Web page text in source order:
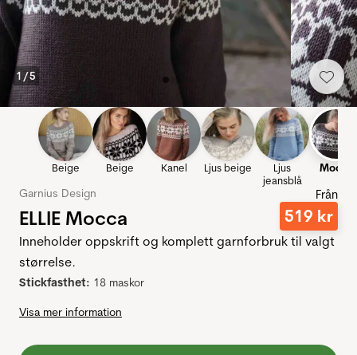
1 /5
Beige Beige Kanel Ljus beige
Ljus
jeansblå
Mocka
Garnius Design
ELLIE Mocca
Från
519 kr
Inneholder oppskrift og komplett garnforbruk til valgt
størrelse.
Stickfasthet: 18 maskor
Visa mer information